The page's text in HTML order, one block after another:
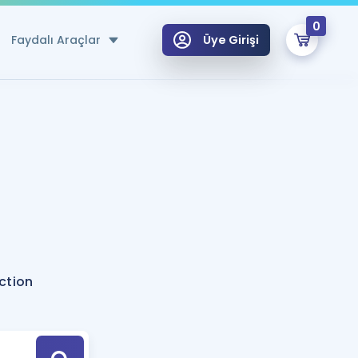
Faydalı Araçlar
Hesaplama Aracı
için Öneriler
Tek Takvimde
Üye Girişi
0
Hoca ile seni sınava hazırlayacak onlarca eğitim seni bekliyor!